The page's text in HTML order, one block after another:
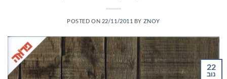
POSTED ON 22/11/2011 BY ZNOY
22
נוב